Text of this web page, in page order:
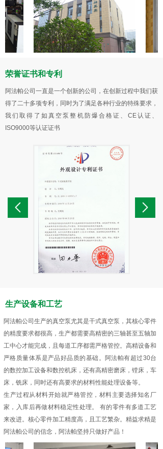
公司拥有二十多项技术专利，已通过ISO9000质量管理体
系和CE认证，并有真空泵整机防爆认证证书。
公司拥有多种数控加工中心(超过30台CNC)、车床、磨
床、镗床等高精度生产设备，有氦质谱真空检漏仪、宽程
仪、电气性能测试及综合测试平台等高性能的检测设备；
保证。
公司生产的产品质量稳定、性能良好，干式真空泵市场占
有率领先，获得了众多国内外客户的认可及好评。
公司三大理念：绿色真空、专业真空、全面系统服务；致
荣誉证书和专利
阿法帕公司一直是一个创新的公司，在创新过程中我们获
得了二十多项专利，同时为了满足各种行业的特殊要求，
我们取得了如真空泵整机防爆合格证、CE认证、
ISO9000等认证证书
生产设备和工艺
阿法帕公司生产的真空泵尤其是干式真空泵，其核心零件
的精度要求都很高，生产都需要高精密的三轴甚至五轴加
工中心才能完成，且每道工序都需严格管控。高精设备和
严格质量体系是产品好品质的基础。阿法帕有超过30台
的数控加工设备和数控机床，还有高精密磨床，镗床，车
床，铣床，同时还有高要求的材料性能处理设备等。
生产过程从材料开始就严格管控，材料主要选择知名厂
家，入库后再做材料稳定性处理。 有的零件有多道工艺
来改进。核心零件加工精度高，且工艺繁杂。精益求精是
阿法帕公司的信念，阿法帕坚持只做好产品！